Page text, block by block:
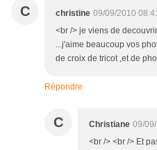
C christine 09/09/2010
<br /> je viens de
...j'aime beaucoup vos
de croix de tricot ,et de
Répondre
C Christiane 09/
<br /> <br /> Et